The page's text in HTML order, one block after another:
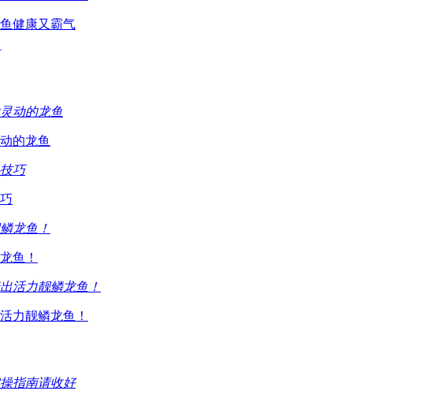
健康又霸气
的龙鱼
鱼！
力靓鳞龙鱼！